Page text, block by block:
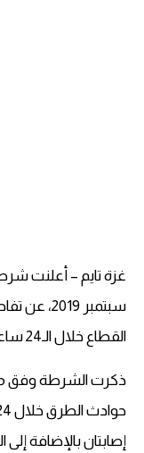
سبتمبر
القطاع خلال الـ24 ساعة المنصرمة.
ذكرت الشرطة وفق ما
إصابتان بالإضافة إلى